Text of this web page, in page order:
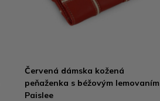
Červená dámska kožená
peňaženka s béžovým lemovaním
Paislee